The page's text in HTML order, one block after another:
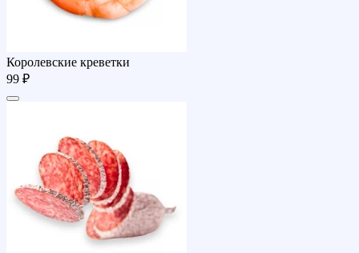
Королевские креветки
99 ₽